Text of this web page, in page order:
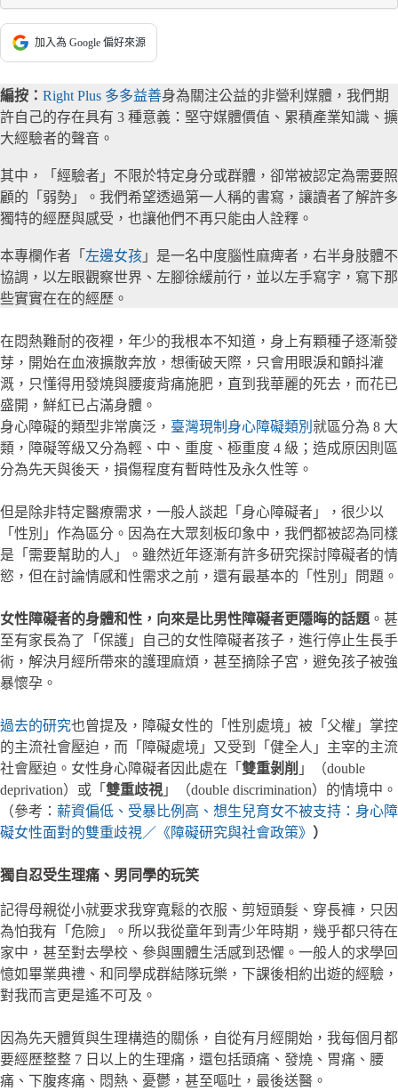
加入為 Google 偏好來源
編按： Right Plus 多多益善身為關注公益的非營利媒體，我們期
許自己的存在具有 3 種意義：堅守媒體價值、累積產業知識、擴
大經驗者的聲音。
其中，「經驗者」不限於特定身分或群體，卻常被認定為需要照
顧的「弱勢」。我們希望透過第一人稱的書寫，讓讀者了解許多
獨特的經歷與感受，也讓他們不再只能由人詮釋。
本專欄作者「 左邊女孩 」是一名中度腦性麻痺者，右半身肢體不
協調，以左眼觀察世界、左腳徐緩前行，並以左手寫字，寫下那
些實實在在的經歷。
在悶熱難耐的夜裡，年少的我根本不知道，身上有顆種子逐漸發
芽，開始在血液擴散奔放，想衝破天際，只會用眼淚和顫抖灌
溉，只懂得用發燒與腰痠背痛施肥，直到我華麗的死去，而花已
盛開，鮮紅已占滿身體。
身心障礙的類型非常廣泛， 臺灣現制身心障礙類別 就區分為 8 大
類，障礙等級又分為輕、中、重度、極重度 4 級；造成原因則區
分為先天與後天，損傷程度有暫時性及永久性等。
但是除非特定醫療需求，一般人談起「身心障礙者」，很少以
「性別」作為區分。因為在大眾刻板印象中，我們都被認為同樣
是「需要幫助的人」。雖然近年逐漸有許多研究探討障礙者的情
慾，但在討論情感和性需求之前，還有最基本的「性別」問題。
女性障礙者的身體和性，向來是比男性障礙者更隱晦的話題 。甚
至有家長為了「保護」自己的女性障礙者孩子，進行停止生長手
術，解決月經所帶來的護理麻煩，甚至摘除子宮，避免孩子被強
暴懷孕。
過去的研究也曾提及，障礙女性的「性別處境」被「父權」掌控
的主流社會壓迫，而「障礙處境」又受到「健全人」主宰的主流
社會壓迫。女性身心障礙者因此處在「 雙重剝削 」（double
deprivation）或「 雙重歧視 」（double discrimination）的情境中。
（參考： 薪資偏低、受暴比例高、想生兒育女不被支持：身心障
礙女性面對的雙重歧視／《障礙研究與社會政策》 ）
獨自忍受生理痛、男同學的玩笑
記得母親從小就要求我穿寬鬆的衣服、剪短頭髮、穿長褲，只因
為怕我有「危險」。所以我從童年到青少年時期，幾乎都只待在
家中，甚至對去學校、參與團體生活感到恐懼。一般人的求學回
憶如畢業典禮、和同學成群結隊玩樂，下課後相約出遊的經驗，
對我而言更是遙不可及。
因為先天體質與生理構造的關係，自從有月經開始，我每個月都
要經歷整整 7 日以上的生理痛，還包括頭痛、發燒、胃痛、腰
痛、下腹疼痛、悶熱、憂鬱，甚至嘔吐，最後送醫。